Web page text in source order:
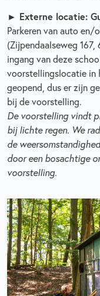
► Externe locatie:
Parkeren van auto
(Zijpendaalseweg
ingang van deze
voorstellingslocatie in
geopend, dus er zijn
bij de voorstelling.
De voorstelling vindt
bij lichte regen. We
de
door een bosachtige
voorstelling.